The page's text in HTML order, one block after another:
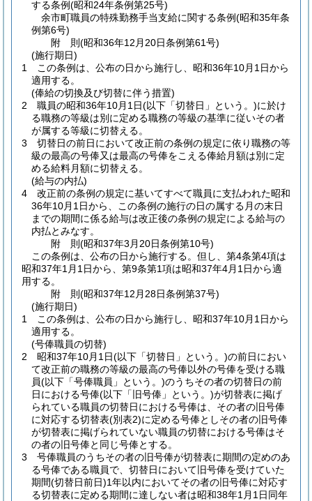
する条例(昭和24年条例第25号)
余市町職員の特殊勤務手当支給に関する条例(昭和35年条
例第6号)
附 則(昭和36年12月20日条例第61号)
(施行期日)
1
この条例は、公布の日から施行し、昭和36年10月1日から
適用する。
(俸給の切換及び切替に伴う措置)
2
職員の昭和36年10月1日(以下「切替日」という。)に於け
る職務の等級は別に定める職務の等級の基準に従いその者
が属する等級に切替える。
3
切替日の前日において改正前の条例の規定に依り職務の等
級の最高の号俸又は最高の号俸をこえる俸給月額は別に定
める給料月額に切替える。
(給与の内払)
4
改正前の条例の規定に基いてすべて職員に支払われた昭和
36年10月1日から、この条例の施行の日の属する月の末日
までの期間に係る給与は改正後の条例の規定による給与の
内払とみなす。
附 則(昭和37年3月20日条例第10号)
この条例は、公布の日から施行する。 但し、第4条第4項は
昭和37年1月1日から、第9条第1項は昭和37年4月1日から適
用する。
附 則(昭和37年12月28日条例第37号)
(施行期日)
1
この条例は、公布の日から施行し、昭和37年10月1日から
適用する。
(号俸職員の切替)
2
昭和37年10月1日(以下「切替日」という。)の前日におい
て改正前の職務の等級の最高の号俸以外の号俸を受ける職
員(以下「号俸職員」という。)のうちその者の切替日の前
日における号俸(以下「旧号俸」という。)が切替表に掲げ
られている職員の切替日における号俸は、その者の旧号俸
に対応する切替表(別表2)に定める号俸としその者の旧号俸
が切替表に掲げられていない職員の切替における号俸はそ
の者の旧号俸と同じ号俸とする。
3
号俸職員のうちその者の旧号俸が切替表に期間の定めのあ
る号俸である職員で、切替日において旧号俸を受けていた
期間(切替日前日)1年以内においてその者の旧号俸に対応す
る切替表に定める期間に達しない者は昭和38年1月1日同年